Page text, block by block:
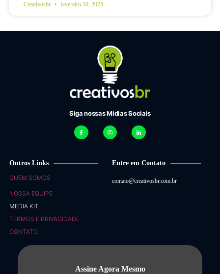
Creativosbr fevereiro 10, 2023
Siga nossas Mídias Sociais
Outros Links
QUEM SOMOS
NOSSA EQUIPE
MEDIA KIT
TERMOS E PRIVACIDADE
CONTATO
Entre em Contato
contato@creativosbr.com.br
Assine Agora Mesmo